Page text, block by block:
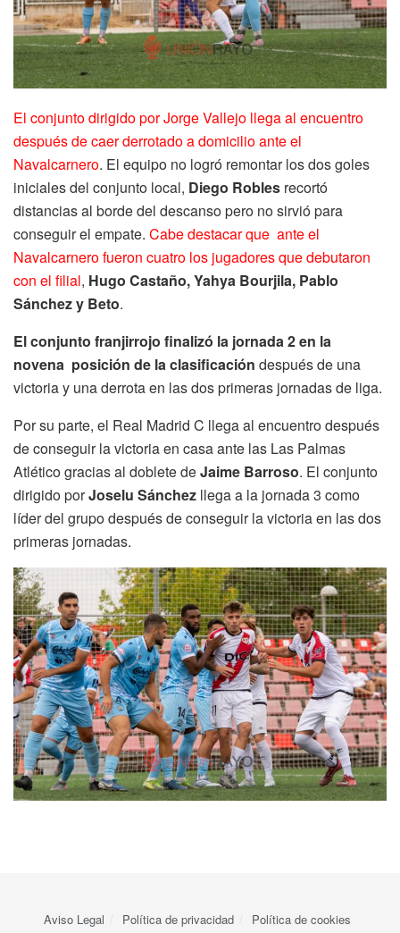
El conjunto dirigido por Jorge Vallejo llega al encuentro
después de caer derrotado a domicilio ante el
Navalcarnero. El equipo no logró remontar los dos goles
iniciales del conjunto local, Diego Robles recortó
distancias al borde del descanso pero no sirvió para
conseguir el empate. Cabe destacar que ante el
Navalcarnero fueron cuatro los jugadores que debutaron
con el filial, Hugo Castaño, Yahya Bourjila, Pablo
Sánchez y Beto.
El conjunto franjirrojo finalizó la jornada 2 en la
novena posición de la clasificación después de una
victoria y una derrota en las dos primeras jornadas de liga.
Por su parte, el Real Madrid C llega al encuentro después
de conseguir la victoria en casa ante las Las Palmas
Atlético gracias al doblete deJaime Barroso. El conjunto
dirigido porJoselu Sánchez llega a la jornada 3 como
líder del grupo después de conseguir la victoria en las dos
primeras jornadas.
Aviso Legal Política de privacidad Política de cookies